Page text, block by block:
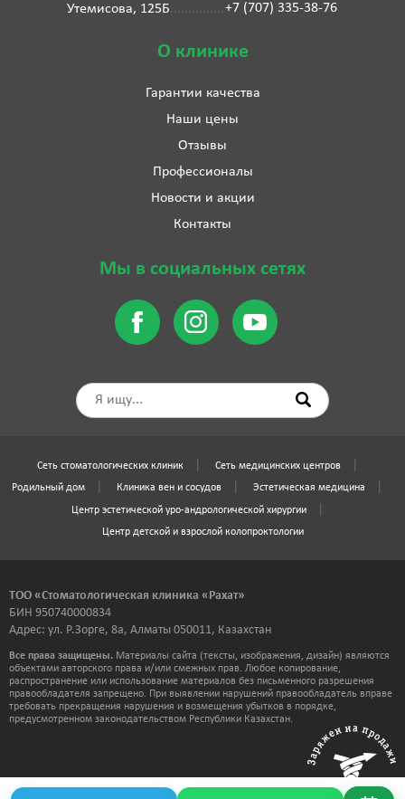
Утемисова, 125Б
+7 (707) 335-38-76
О клинике
Гарантии качества
Наши цены
Отзывы
Профессионалы
Новости и акции
Контакты
Мы в социальных сетях
Сеть стоматологических клиник Сеть медицинских центров
Родильный дом Клиника вен и сосудов Эстетическая медицина
Центр эстетической уро-андрологической хирургии
Центр детской и взрослой колопроктологии
ТОО «Стоматологическая клиника «Рахат»
БИН 950740000834
Адрес: ул. Р.Зорге, 8а, Алматы 050011, Казахстан
Все права защищены. Материалы сайта (тексты, изображения, дизайн) являются
объектами авторского права и/или смежных прав. Любое копирование,
распространение или использование материалов без письменного разрешения
правообладателя запрещено. При выявлении нарушений правообладатель вправе
требовать прекращения нарушения и возмещения убытков в порядке,
предусмотренном законодательством Республики Казахстан.